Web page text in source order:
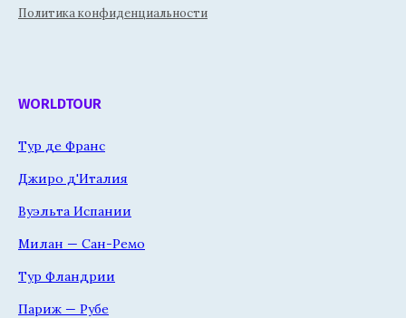
Политика конфиденциальности
WORLDTOUR
Тур де Франс
Джиро д'Италия
Вуэльта Испании
Милан — Сан-Ремо
Тур Фландрии
Париж — Рубе